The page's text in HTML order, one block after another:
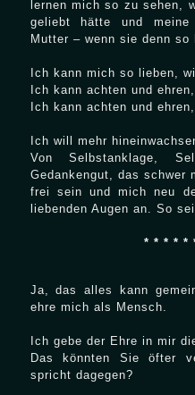
lernen mich so zu sehen,
geliebt hätte und meine
Mutter – wenn sie denn so
Ich kann mich so lieben,
Ich kann achten und
Ich kann achten und
Ich will mehr
Von Selbstanklage,
Gedankengut, das schwer
frei sein und mich neu
liebenden Augen an. So
* * * * *
Ja, das alles kann
ehre mich als Mensch.
Ich gebe der Ehre in mir
Das könnten Sie öfter
spricht dagegen?